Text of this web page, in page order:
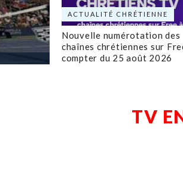
ACTUALITÉ CHRÉTIENNE
Nouvelle numérotation des
chaînes chrétiennes sur
compter du 25 août 2026
TV